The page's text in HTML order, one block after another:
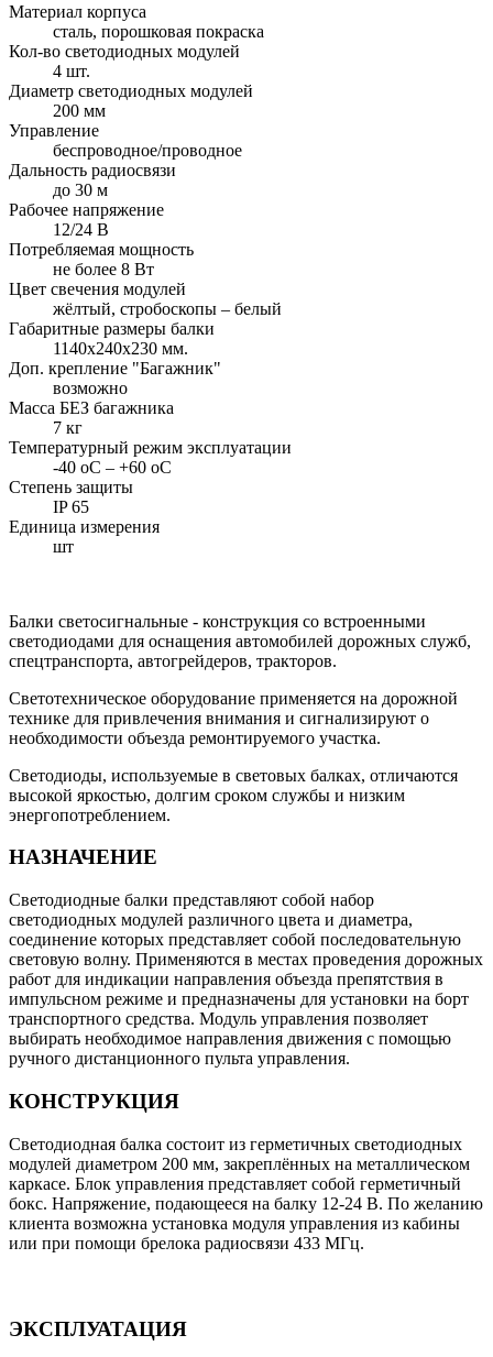
Материал корпуса
сталь, порошковая покраска
Кол-во светодиодных модулей
4 шт.
Диаметр светодиодных модулей
200 мм
Управление
беспроводное/проводное
Дальность радиосвязи
до 30 м
Рабочее напряжение
12/24 В
Потребляемая мощность
не более 8 Вт
Цвет свечения модулей
жёлтый, стробоскопы – белый
Габаритные размеры балки
1140х240х230 мм.
Доп. крепление "Багажник"
возможно
Масса БЕЗ багажника
7 кг
Температурный режим эксплуатации
-40 оС – +60 оС
Степень защиты
IP 65
Единица измерения
шт
Балки светосигнальные - конструкция со встроенными
светодиодами для оснащения автомобилей дорожных служб,
спецтранспорта, автогрейдеров, тракторов.
Светотехническое оборудование применяется на дорожной
технике для привлечения внимания и сигнализируют о
необходимости объезда ремонтируемого участка.
Светодиоды, используемые в световых балках, отличаются
высокой яркостью, долгим сроком службы и низким
энергопотреблением.
НАЗНАЧЕНИЕ
Светодиодные балки представляют собой набор
светодиодных модулей различного цвета и диаметра,
соединение которых представляет собой последовательную
световую волну. Применяются в местах проведения дорожных
работ для индикации направления объезда препятствия в
импульсном режиме и предназначены для установки на борт
транспортного средства. Модуль управления позволяет
выбирать необходимое направления движения с помощью
ручного дистанционного пульта управления.
КОНСТРУКЦИЯ
Светодиодная балка состоит из герметичных светодиодных
модулей диаметром 200 мм, закреплённых на металлическом
каркасе. Блок управления представляет собой герметичный
бокс. Напряжение, подающееся на балку 12-24 В. По желанию
клиента возможна установка модуля управления из кабины
или при помощи брелока радиосвязи 433 МГц.
ЭКСПЛУАТАЦИЯ